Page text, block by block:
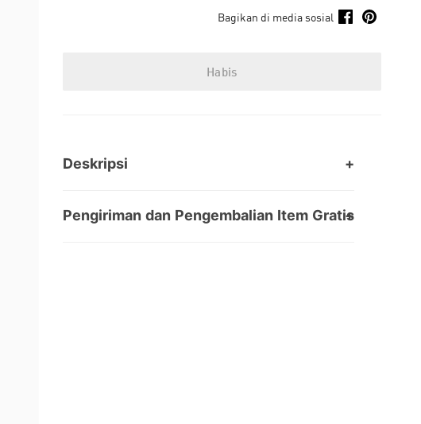
Bagikan di media sosial
Habis
Deskripsi
Pengiriman dan Pengembalian Item Gratis